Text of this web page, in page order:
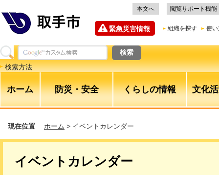
本文へ 閲覧サポート機能
緊急災害情報 組織を探す 使
検索方法
ホーム 防災・安全 くらしの情報 文化
現在位置 ホーム > イベントカレンダー
イベントカレンダー